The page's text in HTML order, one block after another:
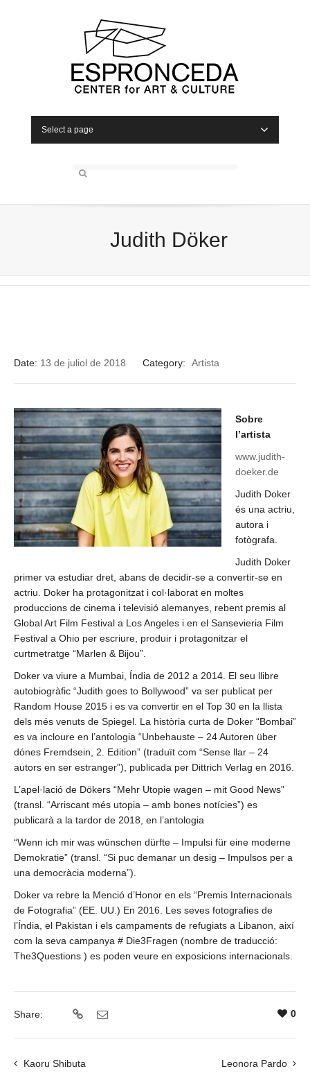
Select a page
Judith Döker
Date: 13 de juliol de 2018 Category: Artista
Sobre
l’artista
www.judith-
doeker.de
Judith Doker
és una actriu,
autora i
fotògrafa.
Judith Doker
primer va estudiar dret, abans de decidir-se a convertir-se en
actriu. Doker ha protagonitzat i col·laborat en moltes
produccions de cinema i televisió alemanyes, rebent premis al
Global Art Film Festival a Los Angeles i en el Sansevieria Film
Festival a Ohio per escriure, produir i protagonitzar el
curtmetratge “Marlen & Bijou”.
Doker va viure a Mumbai, Índia de 2012 a 2014. El seu llibre
autobiogràfic “Judith goes to Bollywood” va ser publicat per
Random House 2015 i es va convertir en el Top 30 en la llista
dels més venuts de Spiegel. La història curta de Doker “Bombai”
es va incloure en l’antologia “Unbehauste – 24 Autoren über
dónes Fremdsein, 2. Edition” (traduït com “Sense llar – 24
autors en ser estranger”), publicada per Dittrich Verlag en 2016.
L’apel·lació de Dökers “Mehr Utopie wagen – mit Good News”
(transl. “Arriscant més utopia – amb bones notícies”) es
publicarà a la tardor de 2018, en l’antologia
“Wenn ich mir was wünschen dürfte – Impulsi für eine moderne
Demokratie” (transl. “Si puc demanar un desig – Impulsos per a
una democràcia moderna”).
Doker va rebre la Menció d’Honor en els “Premis Internacionals
de Fotografia” (EE. UU.) En 2016. Les seves fotografies de
l’Índia, el Pakistan i els campaments de refugiats a Libanon, així
com la seva campanya # Die3Fragen (nombre de traducció:
The3Questions ) es poden veure en exposicions internacionals.
Share: 0
Kaoru Shibuta Leonora Pardo